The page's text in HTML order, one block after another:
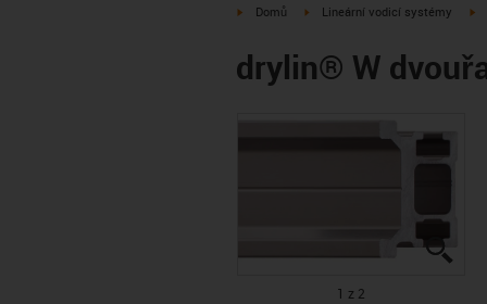
igus-icon-arrow-right
Domů igus-icon-arrow-right
Lineární vodicí systémy
drylin® W
1 z 2